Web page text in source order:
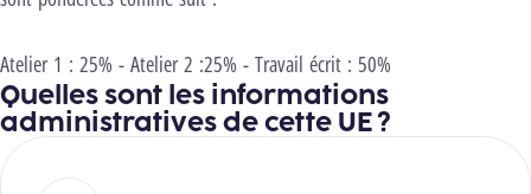
Atelier 1 : 25% - Atelier 2 :25% - Travail écrit : 50%
Quelles sont les informations
administratives de cette UE ?